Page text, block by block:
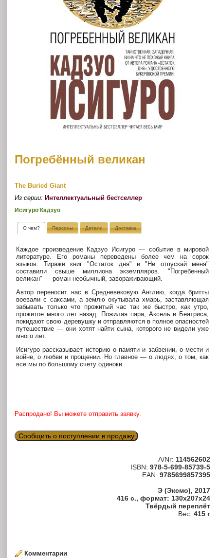
Погребённый великан
The Buried Giant
Из серии: Интеллектуальный бестселлер
Исигуро Кадзуо
О чем? Персоны Детали Доставка
Каждое произведение Кадзуо Исигуро — событие в мировой
литературе. Его романы переведены более чем на сорок
языков. Тиражи книг "Остаток дня" и "Не отпускай меня"
составили свыше миллиона экземпляров. "Погребенный
великан" — роман необычный, завораживающий.
Автор переносит нас в Средневековую Англию, когда бритты
воевали с саксами, а землю окутывала хмарь, заставляющая
забывать только что прожитый час так же быстро, как утро,
прожитое много лет назад. Пожилая пара, Аксель и Беатриса,
покидают свою деревушку и отправляются в полное опасностей
путешествие — они хотят найти сына, которого не видели уже
много лет.
Исигуро рассказывает историю о памяти и забвении, о мести и
войне, о любви и прощении. Но главное — о людях, о том, как
все мы по большому счету одиноки.
Распродано! Вы можете отправить заявку.
Сообщить о поступлении в продажу
A/Nr: 114562602
ISBN: 978-5-699-85739-5
EAN: 9785699857395
Э (Эксмо), 2017
416 с., формат: 130x207x24
Твёрдый переплёт
Вес: 415 г
Комментарии